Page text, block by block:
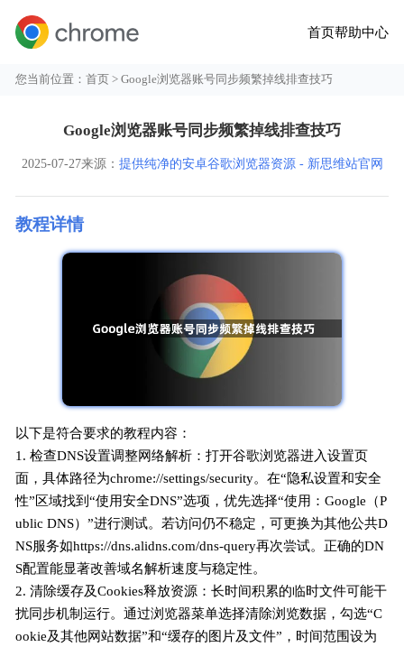
首页帮助中心
您当前位置：首页 > Google浏览器账号同步频繁掉线排查技巧
Google浏览器账号同步频繁掉线排查技巧
2025-07-27来源： 提供纯净的安卓谷歌浏览器资源 - 新思维站官网
教程详情
以下是符合要求的教程内容：
1. 检查DNS设置调整网络解析：打开谷歌浏览器进入设置页
面，具体路径为chrome://settings/security。在“隐私设置和安全
性”区域找到“使用安全DNS”选项，优先选择“使用：Google（P
ublic DNS）”进行测试。若访问仍不稳定，可更换为其他公共D
NS服务如https://dns.alidns.com/dns-query再次尝试。正确的DN
S配置能显著改善域名解析速度与稳定性。
2. 清除缓存及Cookies释放资源：长时间积累的临时文件可能干
扰同步机制运行。通过浏览器菜单选择清除浏览数据，勾选“C
ookie及其他网站数据”和“缓存的图片及文件”，时间范围设为